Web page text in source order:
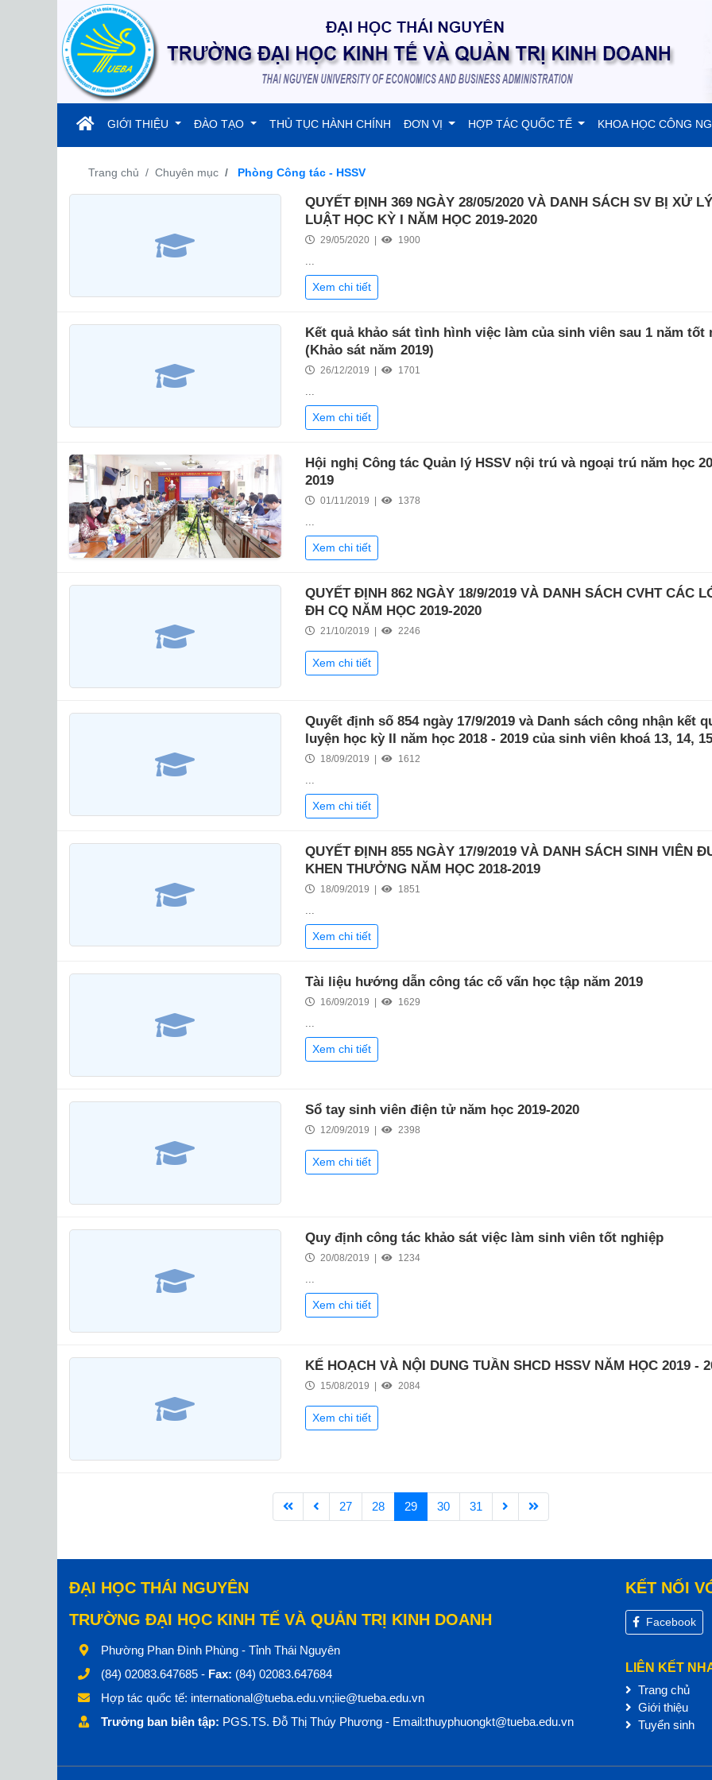
(current)
GIỚI THIỆU ĐÀO TẠO THỦ TỤC HÀNH CHÍNH ĐƠN VỊ HỢP TÁC QUỐC TẾ KHOA HỌC CÔNG
Trang chủ Chuyên mục Phòng Công tác - HSSV
QUYẾT ĐỊNH 369 NGÀY 28/05/2020 VÀ DANH SÁCH SV BỊ XỬ
LUẬT HỌC KỲ I NĂM HỌC 2019-2020
29/05/2020 | 1900
...
Xem chi tiết
Kết quả khảo sát tình hình việc làm của sinh viên sau 1 năm tốt
(Khảo sát năm 2019)
26/12/2019 | 1701
...
Xem chi tiết
Hội nghị Công tác Quản lý HSSV nội trú và ngoại trú năm học
2019
01/11/2019 | 1378
...
Xem chi tiết
QUYẾT ĐỊNH 862 NGÀY 18/9/2019 VÀ DANH SÁCH CVHT CÁC
ĐH CQ NĂM HỌC 2019-2020
21/10/2019 | 2246
Xem chi tiết
Quyết định số 854 ngày 17/9/2019 và Danh sách công nhận kết
luyện học kỳ II năm học 2018 - 2019 của sinh viên khoá 13, 14, 15
18/09/2019 | 1612
...
Xem chi tiết
QUYẾT ĐỊNH 855 NGÀY 17/9/2019 VÀ DANH SÁCH SINH VIÊN
KHEN THƯỞNG NĂM HỌC 2018-2019
18/09/2019 | 1851
...
Xem chi tiết
Tài liệu hướng dẫn công tác cố vấn học tập năm 2019
16/09/2019 | 1629
...
Xem chi tiết
Sổ tay sinh viên điện tử năm học 2019-2020
12/09/2019 | 2398
Xem chi tiết
Quy định công tác khảo sát việc làm sinh viên tốt nghiệp
20/08/2019 | 1234
...
Xem chi tiết
KẾ HOẠCH VÀ NỘI DUNG TUẦN SHCD HSSV NĂM HỌC 2019 -
15/08/2019 | 2084
Xem chi tiết
27 28 29 30 31
ĐẠI HỌC THÁI NGUYÊN
TRƯỜNG ĐẠI HỌC KINH TẾ VÀ QUẢN TRỊ KINH DOANH
Phường Phan Đình Phùng - Tỉnh Thái Nguyên
(84) 02083.647685 - Fax: (84) 02083.647684
Hợp tác quốc tế: international@tueba.edu.vn;iie@tueba.edu.vn
Trưởng ban biên tập: PGS.TS. Đỗ Thị Thúy Phương - Email:thuyphuongkt@tueba.edu.vn
KẾT NỐI
Facebook
LIÊN KẾT
Trang chủ
Giới thiệu
Tuyển sinh